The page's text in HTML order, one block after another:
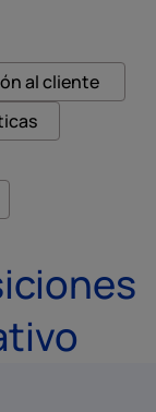
al cliente